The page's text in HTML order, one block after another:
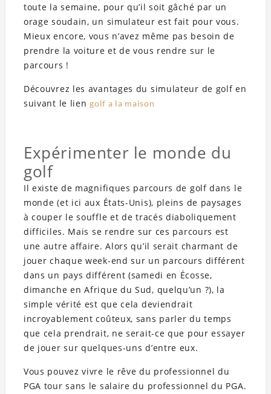
toute la semaine, pour qu’il soit gâché par un
orage soudain, un simulateur est fait pour vous.
Mieux encore, vous n’avez même pas besoin de
prendre la voiture et de vous rendre sur le
parcours !
Découvrez les avantages du simulateur de golf en
suivant le liengolf a la maison
Expérimenter le monde du
golf
Il existe de magnifiques parcours de golf dans le
monde (et ici aux États-Unis), pleins de paysages
à couper le souffle et de tracés diaboliquement
difficiles. Mais se rendre sur ces parcours est
une autre affaire. Alors qu’il serait charmant de
jouer chaque week-end sur un parcours différent
dans un pays différent (samedi en Écosse,
dimanche en Afrique du Sud, quelqu’un ?), la
simple vérité est que cela deviendrait
incroyablement coûteux, sans parler du temps
que cela prendrait, ne serait-ce que pour essayer
de jouer sur quelques-uns d’entre eux.
Vous pouvez vivre le rêve du professionnel du
PGA tour sans le salaire du professionnel du PGA.